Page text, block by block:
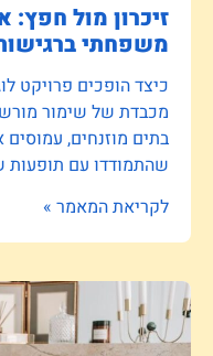
זיכרון מול חפץ:
משפחתי
כיצד הופכים פרויקט
מכבדת של שימור
בתים מוזנחים,
שהתמודדו עם תופעות
לקריאת המאמר »